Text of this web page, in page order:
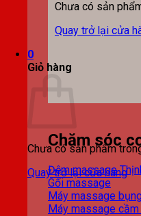
Chưa có sản
Quay trở lại cửa
0
Giỏ hàng
Chưa có sản phẩm
Quay trở lại cửa hàng
Chăm sóc
Đệm massage
Gối massage
Máy massage
Máy massage